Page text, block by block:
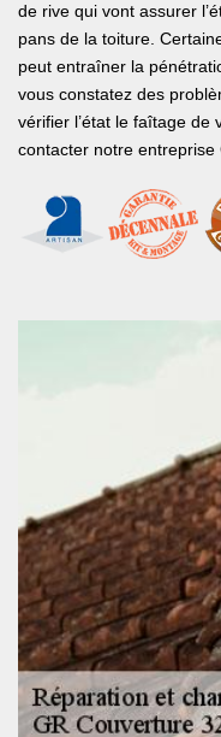
de rive qui vont assurer
pans de la toiture.
peut entraîner la
vous constatez des
vérifier l’état le faîtage de
contacter notre entreprise